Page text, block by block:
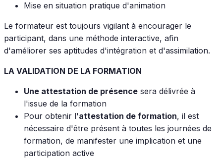
Mise en situation pratique d'animation
Le formateur est toujours vigilant à encourager le
participant, dans une méthode interactive, afin
d'améliorer ses aptitudes d'intégration et d'assimilation.
LA VALIDATION DE LA FORMATION
Une attestation de présence sera délivrée à
l'issue de la formation
Pour obtenir l'attestation de formation, il est
nécessaire d'être présent à toutes les journées de
formation, de manifester une implication et une
participation active